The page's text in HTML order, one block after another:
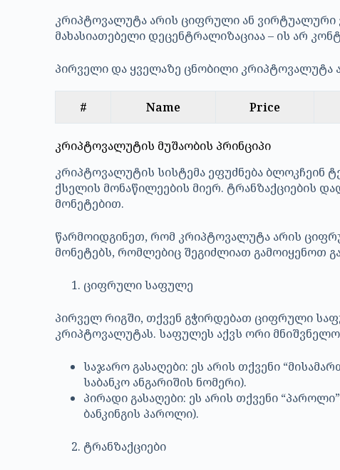
კრიპტოვალუტა არის ციფრული ან ვირტუალური
მახასიათებელი დეცენტრალიზაციაა – ის არ
პირველი და ყველაზე ცნობილი კრიპტოვალუტა
# Name Price
კრიპტოვალუტის მუშაობის პრინციპი
კრიპტოვალუტის სისტემა ეფუძნება ბლოკჩეინ
ქსელის მონაწილეების მიერ. ტრანზაქციების
მონეტებით.
წარმოიდგინეთ, რომ კრიპტოვალუტა არის
მონეტებს, რომლებიც შეგიძლიათ გამოიყენოთ
ციფრული საფულე
პირველ რიგში, თქვენ გჭირდებათ ციფრული
კრიპტოვალუტას. საფულეს აქვს ორი
საჯარო გასაღები: ეს არის თქვენი
საბანკო ანგარიშის ნომერი).
პირადი გასაღები: ეს არის თქვენი
ბანკინგის პაროლი).
ტრანზაქციები